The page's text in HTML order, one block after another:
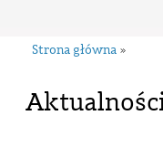
Strona główna »